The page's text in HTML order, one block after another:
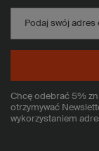
Podaj swój adres
Chcę odebrać 5%
otrzymywać
wykorzystaniem